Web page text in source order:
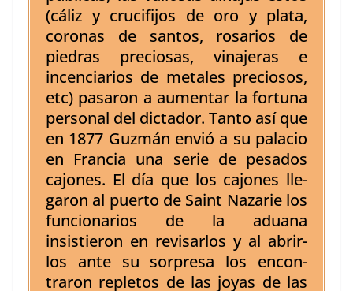
(cál­iz y cru­ci­fi­jos de oro y pla­ta,
coro­nas de san­tos, rosar­ios de
piedras pre­ciosas, vina­jeras e
incen­cia­r­ios de met­ales pre­ciosos,
etc) pasaron a aumen­tar la for­tu­na
per­son­al del dic­ta­dor. Tan­to así que
en 1877 Guzmán envió a su pala­cio
en Fran­cia una serie de pesa­dos
cajones. El día que los cajones lle­
garon al puer­to de Saint Nazarie los
fun­cionar­ios de la adu­a­na
insistieron en revis­ar­los y al abrir­
los ante su sor­pre­sa los encon­
traron reple­tos de las joyas de las